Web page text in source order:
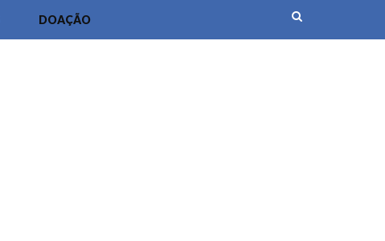
DOAÇÃO